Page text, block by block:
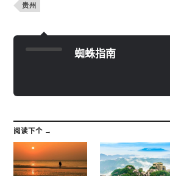
贵州
蜘蛛指南
阅读下个 →